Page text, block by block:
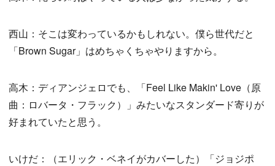
西山：そこは変わっているかもしれない。僕ら世代だと
「Brown Sugar」はめちゃくちゃやりますから。
高木：ディアンジェロでも、「Feel Like Makin' Love（原
曲：ロバータ・フラック）」みたいなスタンダード寄りが
好まれていたと思う。
いけだ：（エリック・ベネイがカバーした）「ジョジポ